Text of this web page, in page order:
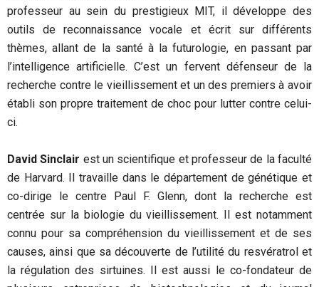
professeur au sein du prestigieux MIT, il développe des
outils de reconnaissance vocale et écrit sur différents
thèmes, allant de la santé à la futurologie, en passant par
l’intelligence artificielle. C’est un fervent défenseur de la
recherche contre le vieillissement et un des premiers à avoir
établi son propre traitement de choc pour lutter contre celui-
ci.
David Sinclair est un scientifique et professeur de la faculté
de Harvard. Il travaille dans le département de génétique et
co-dirige le centre Paul F. Glenn, dont la recherche est
centrée sur la biologie du vieillissement. Il est notamment
connu pour sa compréhension du vieillissement et de ses
causes, ainsi que sa découverte de l’utilité du resvératrol et
la régulation des sirtuines. Il est aussi le co-fondateur de